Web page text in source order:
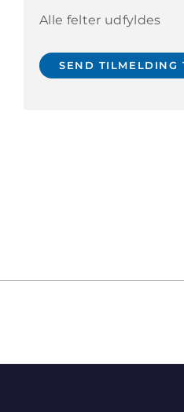
Alle felter udfyldes